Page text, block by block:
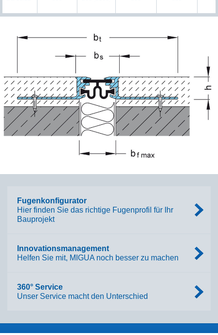
Fugenkonfigurator
Hier finden Sie das richtige Fugenprofil für Ihr
Bauprojekt
Innovationsmanagement
Helfen Sie mit, MIGUA noch besser zu machen
360° Service
Unser Service macht den Unterschied